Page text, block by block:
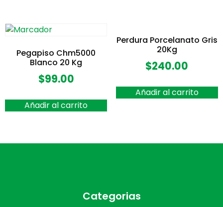
Pegapiso Chm5000
Blanco 20 Kg
$99.00
Añadir al carrito
Perdura Porcelanato Gris
20Kg
$240.00
Añadir al carrito
Categorias